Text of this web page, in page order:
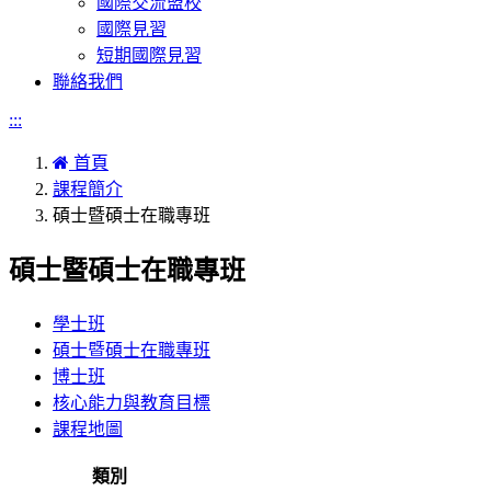
國際見習
短期國際見習
聯絡我們
:::
首頁
課程簡介
碩士暨碩士在職專班
碩士暨碩士在職專班
學士班
碩士暨碩士在職專班
博士班
核心能力與教育目標
課程地圖
類別